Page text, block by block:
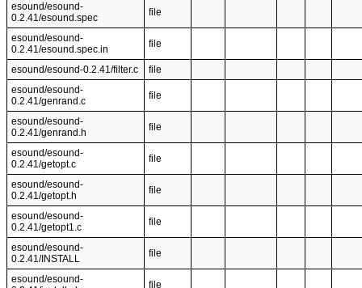
esound/esound-
0.2.41/esound.spec
file
esound/esound-
0.2.41/esound.spec.in
file
esound/esound-0.2.41/filter.c
file
esound/esound-
0.2.41/genrand.c
file
esound/esound-
0.2.41/genrand.h
file
esound/esound-
0.2.41/getopt.c
file
esound/esound-
0.2.41/getopt.h
file
esound/esound-
0.2.41/getopt1.c
file
esound/esound-
0.2.41/INSTALL
file
esound/esound-
file